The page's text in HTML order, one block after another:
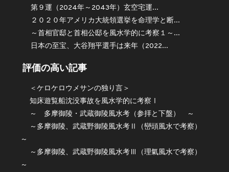
第９運（2024年～2043年）玄空宅運...
２０２０年アメリカ大統領選挙を命理学と断...
～首相官邸と首相公邸を風水学的に考察１～...
日本の至宝、大谷翔平選手は来年（2022...
評価の高い記事
＜ケロケロウメサンの独り言＞
知床遊覧船沈没事故を風水学的に考察Ⅰ
～ 多摩御陵・武蔵御陵風水考（参拝と下盤） ～
～多摩御陵、武蔵野御陵風水考Ⅱ（巒頭風水で考察）
～
～多摩御陵、武蔵野御陵風水考Ⅲ（理氣風水で考察）
～